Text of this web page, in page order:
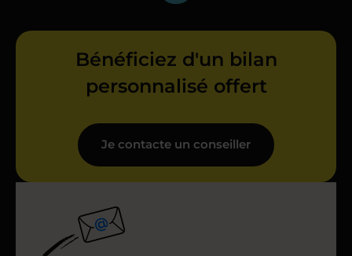
Bénéficiez d'un bilan
personnalisé offert
Je contacte un conseiller